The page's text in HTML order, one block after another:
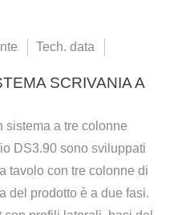
Tech. data
SCRIVANIA A
sistema a tre colonne
DS3.90 sono sviluppati
tavolo con tre colonne di
del prodotto è a due fasi.